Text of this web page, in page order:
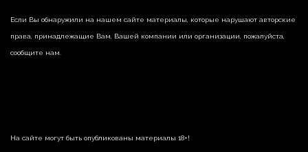
Если Вы обнаружили на нашем сайте материалы, которые нарушают авторские
права, принадлежащие Вам, Вашей компании или организации, пожалуйста,
сообщите нам.
На сайте могут быть опубликованы материалы 18+!